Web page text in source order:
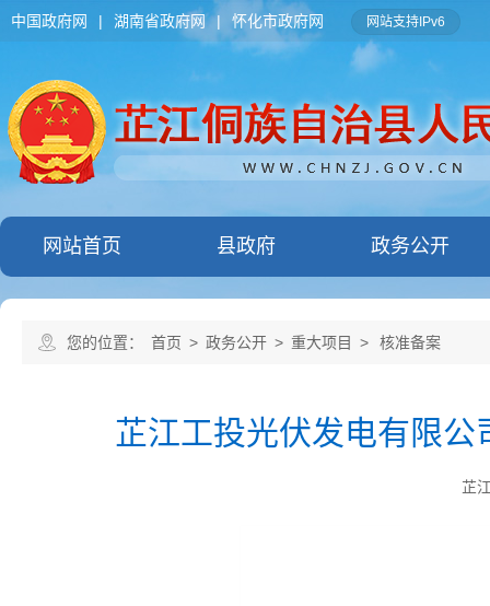
中国政府网 | 湖南省政府网 | 怀化市政府网 网站支持IPv6
网站首页 县政府 政务公开
您的位置： 首页 > 政务公开 > 重大项目 > 核准备案
芷江工投光伏发电有限
芷